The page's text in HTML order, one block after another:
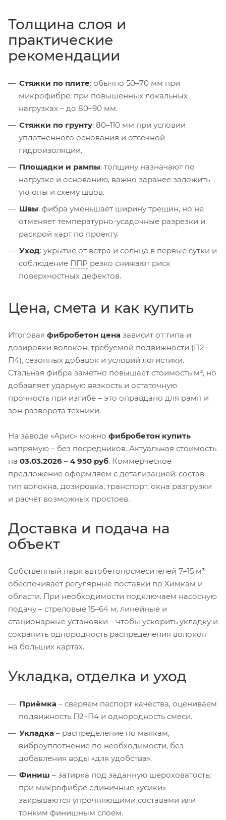
Толщина слоя и
практические
рекомендации
Стяжки по плите: обычно 50–70 мм при
микрофибре; при повышенных локальных
нагрузках – до 80–90 мм.
Стяжки по грунту: 80–110 мм при условии
уплотнённого основания и отсечной
гидроизоляции.
Площадки и рампы: толщину назначают по
нагрузке и основанию, важно заранее заложить
уклоны и схему швов.
Швы: фибра уменьшает ширину трещин, но не
отменяет температурно-усадочные разрезки и
раскрой карт по проекту.
Уход: укрытие от ветра и солнца в первые сутки и
соблюдение ППР резко снижают риск
поверхностных дефектов.
Цена, смета и как купить
Итоговая фибробетон цена зависит от типа и
дозировки волокон, требуемой подвижности (П2–
П4), сезонных добавок и условий логистики.
Стальная фибра заметно повышает стоимость м³, но
добавляет ударную вязкость и остаточную
прочность при изгибе – это оправдано для рамп и
зон разворота техники.
На заводе «Арис» можно фибробетон купить
напрямую – без посредников. Актуальная стоимость
на 03.03.2026 – 4 950 руб. Коммерческое
предложение оформляем с детализацией: состав,
тип волокна, дозировка, транспорт, окна разгрузки
и расчёт возможных простоев.
Доставка и подача на
объект
Собственный парк автобетоносмесителей 7–15 м³
обеспечивает регулярные поставки по Химкам и
области. При необходимости подключаем насосную
подачу – стреловые 15–64 м, линейные и
стационарные установки – чтобы ускорить укладку и
сохранить однородность распределения волокон
на больших картах.
Укладка, отделка и уход
Приёмка – сверяем паспорт качества, оцениваем
подвижность П2–П4 и однородность смеси.
Укладка – распределение по маякам,
виброуплотнение по необходимости, без
добавления воды «для удобства».
Финиш – затирка под заданную шероховатость;
при микрофибре единичные «усики»
закрываются упрочняющими составами или
тонким финишным слоем.